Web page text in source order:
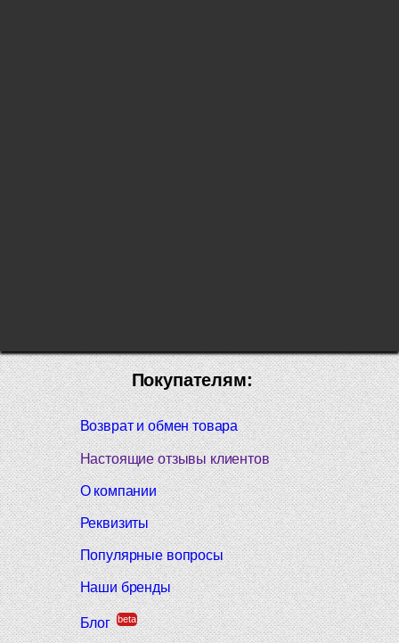
Покупателям:
Возврат и обмен товара
Настоящие отзывы клиентов
О компании
Реквизиты
Популярные вопросы
Наши бренды
Блог beta